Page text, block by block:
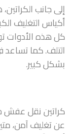
إلى جانب
أكياس التغليف
كل هذه الأدوات
التلف. كما تساعد
بشكل كبير.
كراتين نقل عفش
عن تغليف آمن،